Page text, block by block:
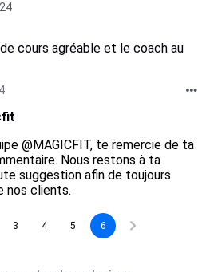
cours agréable et le coach au
@MAGICFIT, te remercie de ta
Nous restons à ta
suggestion afin de toujours
nos clients.
3 4 5 6